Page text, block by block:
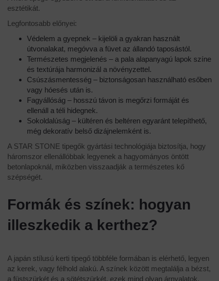
esztétikát.
Legfontosabb előnyei:
Védelem a gyepnek – kijelöli a gyakran használt
útvonalakat, megóvva a füvet az állandó taposástól.
Természetes megjelenés – a pala alapanyagú lapok színe
és textúrája harmonizál a növényzettel.
Csúszásmentesség – biztonságosan használható esőben
vagy hóesés után is.
Fagyállóság – hosszú távon is megőrzi formáját és
ellenáll a téli hidegnek.
Sokoldalúság – kültéren és beltéren egyaránt telepíthető,
még dekoratív belső dizájnelemként is.
A STAR STONE tipegők gyártási technológiája biztosítja, hogy
háromszor ellenállóbbak legyenek a hagyományos öntött
betonlapoknál, miközben visszaadják a természetes kő
szépségét.
Formák és színek: hogyan
illeszkedik a kerthez?
A japán stílusú kerti tipegő többféle formában is elérhető, legyen
az kerek, vagy félhold alakú. A színek között megtalálja a bézst,
a füstszürkét és a sötétszürkét, ezek mind olyan árnyalatok,